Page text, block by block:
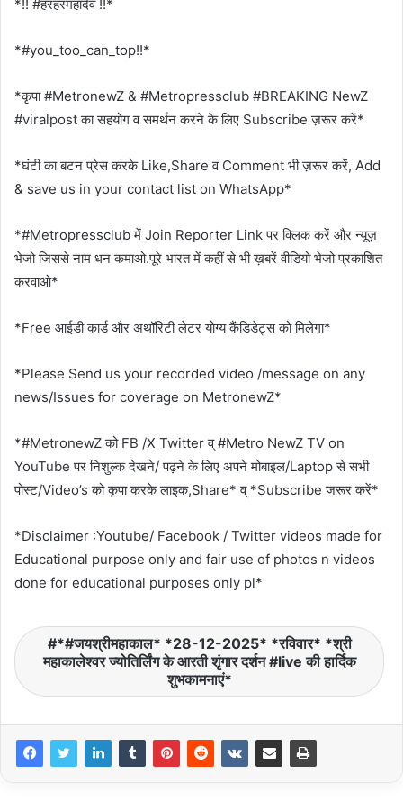
*!! #हरहरमहादेव !!*
*#you_too_can_top!!*
*कृपा #MetronewZ & #Metropressclub #BREAKING NewZ
#viralpost का सहयोग व समर्थन करने के लिए Subscribe ज़रूर करें*
*घंटी का बटन प्रेस करके Like,Share व Comment भी ज़रूर करें, Add
& save us in your contact list on WhatsApp*
*#Metropressclub में Join Reporter Link पर क्लिक करें और न्यूज़
भेजो जिससे नाम धन कमाओ.पूरे भारत में कहीं से भी ख़बरें वीडियो भेजो प्रकाशित
करवाओ*
*Free आईडी कार्ड और अथॉरिटी लेटर योग्य कैंडिडेट्स को मिलेगा*
*Please Send us your recorded video /message on any
news/Issues for coverage on MetronewZ*
*#MetronewZ को FB /X Twitter व् #Metro NewZ TV on
YouTube पर निशुल्क देखने/ पढ़ने के लिए अपने मोबाइल/Laptop से सभी
पोस्ट/Video’s को कृपा करके लाइक,Share* व् *Subscribe जरूर करें*
*Disclaimer :Youtube/ Facebook / Twitter videos made for
Educational purpose only and fair use of photos n videos
done for educational purposes only pl*
*#जयश्रीमहाकाल* *28-12-2025* *रविवार* *श्री
महाकालेश्वर ज्योतिर्लिंग के आरती शृंगार दर्शन #live की हार्दिक
शुभकामनाएं*